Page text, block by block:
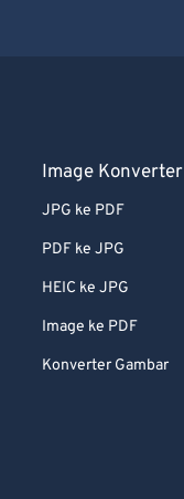
Image Konverter
JPG ke PDF
PDF ke JPG
HEIC ke JPG
Image ke PDF
Konverter Gambar